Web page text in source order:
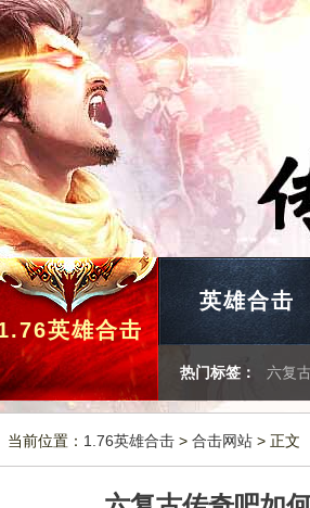
英雄合击
英雄合击
热门标签： 六复
当前位置： 1.76英雄合击 > 合击网站 > 正文